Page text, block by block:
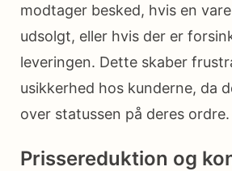
modtager besked, hvis en
udsolgt, eller hvis der er
leveringen. Dette skaber
usikkerhed hos kunderne, da
over statussen på deres ordre.
Prissereduktion og